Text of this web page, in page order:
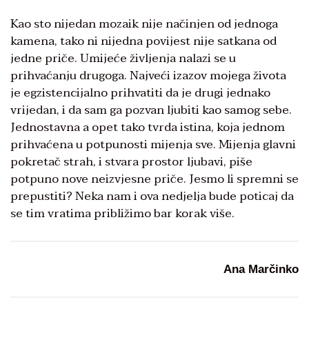
Kao sto nijedan mozaik nije načinjen od jednoga
kamena, tako ni nijedna povijest nije satkana od
jedne priče. Umijeće življenja nalazi se u
prihvaćanju drugoga. Najveći izazov mojega života
je egzistencijalno prihvatiti da je drugi jednako
vrijedan, i da sam ga pozvan ljubiti kao samog sebe.
Jednostavna a opet tako tvrda istina, koja jednom
prihvaćena u potpunosti mijenja sve. Mijenja glavni
pokretač strah, i stvara prostor ljubavi, piše
potpuno nove neizvjesne priče. Jesmo li spremni se
prepustiti? Neka nam i ova nedjelja bude poticaj da
se tim vratima približimo bar korak više.
Ana Marčinko